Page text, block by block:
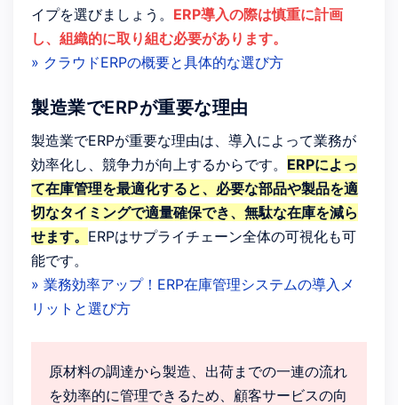
イプを選びましょう。 ERP導入の際は慎重に計画
し、組織的に取り組む必要があります。
» クラウドERPの概要と具体的な選び方
製造業でERPが重要な理由
製造業でERPが重要な理由は、導入によって業務が
効率化し、競争力が向上するからです。 ERPによっ
て在庫管理を最適化すると、必要な部品や製品を適
切なタイミングで適量確保でき、無駄な在庫を減ら
せます。 ERPはサプライチェーン全体の可視化も可
能です。
» 業務効率アップ！ERP在庫管理システムの導入メ
リットと選び方
原材料の調達から製造、出荷までの一連の流れ
を効率的に管理できるため、顧客サービスの向